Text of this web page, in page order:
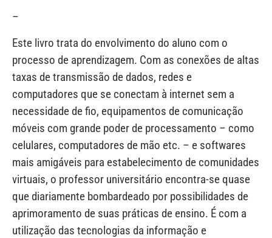
–
Este livro trata do envolvimento do aluno com o
processo de aprendizagem. Com as conexões de altas
taxas de transmissão de dados, redes e
computadores que se conectam à internet sem a
necessidade de fio, equipamentos de comunicação
móveis com grande poder de processamento – como
celulares, computadores de mão etc. – e softwares
mais amigáveis para estabelecimento de comunidades
virtuais, o professor universitário encontra-se quase
que diariamente bombardeado por possibilidades de
aprimoramento de suas práticas de ensino. É com a
utilização das tecnologias da informação e